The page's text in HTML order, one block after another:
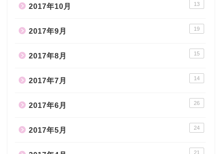
2017年10月 13
2017年9月 19
2017年8月 15
2017年7月 14
2017年6月 26
2017年5月 24
21